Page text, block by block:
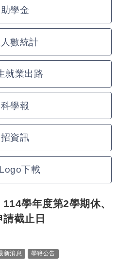
學金
數統計
就業出路
學報
資訊
下載
114學年度第2學期休、
截止日
新消息 學籍公告